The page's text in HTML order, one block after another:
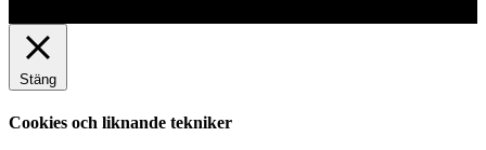
Stäng
Cookies och liknande tekniker